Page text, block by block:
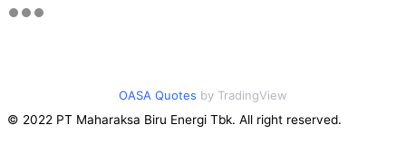
OASA Quotes by TradingView
© 2022 PT Maharaksa Biru Energi Tbk. All right reserved.